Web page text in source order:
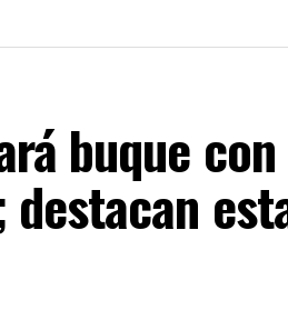
buque
destacan